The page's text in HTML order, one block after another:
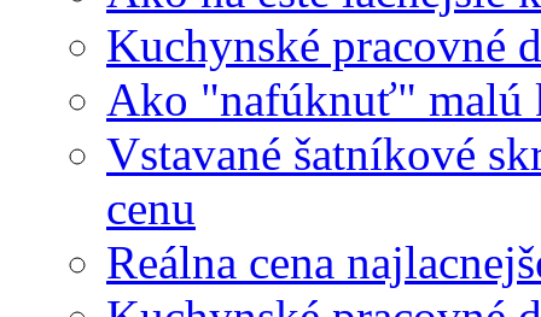
Kuchynské pracovné
Ako "nafúknuť" malú
Vstavané šatníkové
cenu
Reálna cena